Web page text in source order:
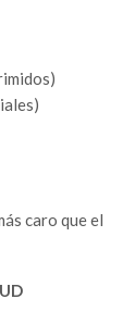
caro que el